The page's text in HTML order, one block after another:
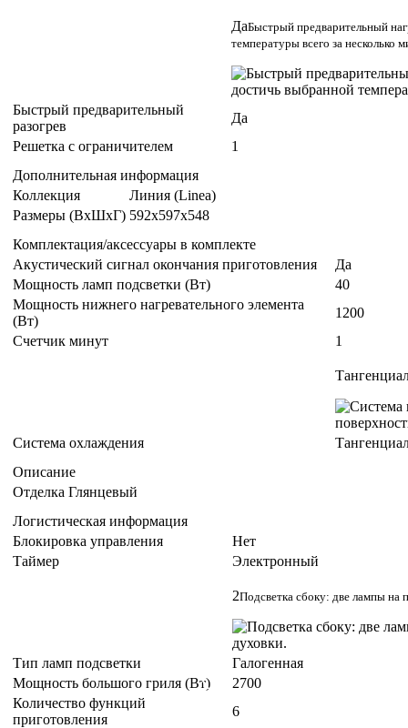
ДаБыстрый предварительный
температуры всего за несколько
Быстрый предварительный
разогрев
Да
Решетка с ограничителем
1
Дополнительная информация
Коллекция
Линия (Linea)
Размеры (ВxШxГ) 592x597x548
Комплектация/аксессуары в комплекте
Акустический сигнал окончания приготовления
Да
Мощность ламп подсветки (Вт)
40
Мощность нижнего нагревательного элемента
(Вт)
1200
Счетчик минут
1
Система охлаждения
Описание
Отделка Глянцевый
Логистическая информация
Блокировка управления
Нет
Таймер
Электронный
2Подсветка сбоку: две лампы
Тип ламп подсветки
Галогенная
Мощность большого гриля (Вт)
2700
Количество функций
приготовления
6